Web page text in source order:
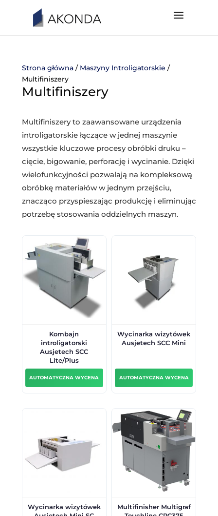
Strona główna/ Maszyny Introligatorskie /
Multifiniszery
Multifiniszery
Multifiniszery to zaawansowane urządzenia
introligatorskie łączące w jednej maszynie
wszystkie kluczowe procesy obróbki druku –
cięcie, bigowanie, perforację i wycinanie. Dzięki
wielofunkcyjności pozwalają na kompleksową
obróbkę materiałów w jednym przejściu,
znacząco przyspieszając produkcję i eliminując
potrzebę stosowania oddzielnych maszyn.
Kombajn
introligatorski
Ausjetech SCC
Lite/Plus
AUTOMATYCZNA WYCENA
Wycinarka wizytówek
Ausjetech SCC Mini
AUTOMATYCZNA WYCENA
Wycinarka wizytówek
Multifinisher Multigraf